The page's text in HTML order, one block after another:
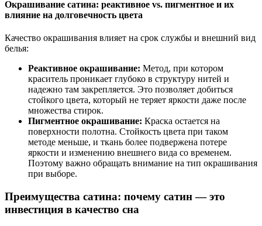
Окрашивание сатина: реактивное vs. пигментное и их
влияние на долговечность цвета
Качество окрашивания влияет на срок службы и внешний вид
белья:
Реактивное окрашивание: Метод, при котором
краситель проникает глубоко в структуру нитей и
надежно там закрепляется. Это позволяет добиться
стойкого цвета, который не теряет яркости даже после
множества стирок.
Пигментное окрашивание: Краска остается на
поверхности полотна. Стойкость цвета при таком
методе меньше, и ткань более подвержена потере
яркости и изменению внешнего вида со временем.
Поэтому важно обращать внимание на тип окрашивания
при выборе.
Преимущества сатина: почему сатин — это
инвестиция в качество сна